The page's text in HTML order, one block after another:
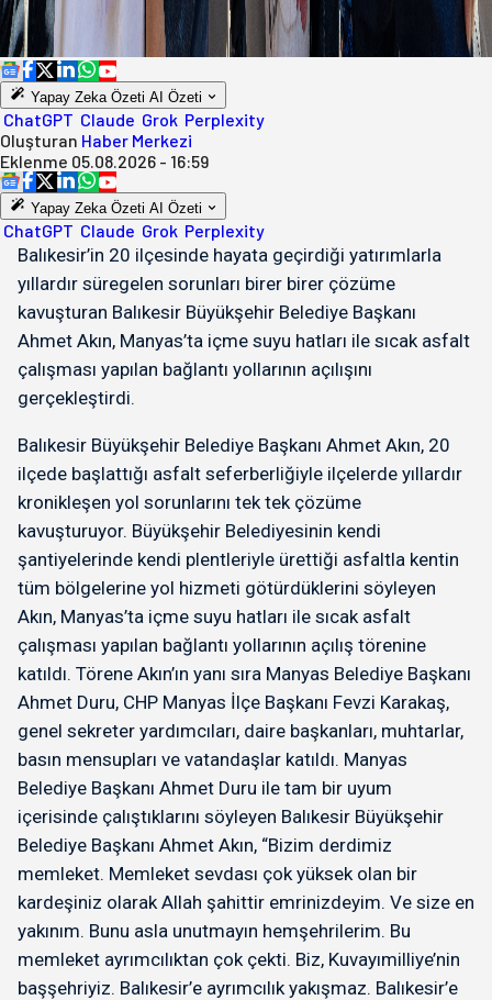
Yapay Zeka Özeti AI Özeti
ChatGPT Claude Grok Perplexity
Oluşturan Haber Merkezi
Eklenme 05.08.2026 - 16:59
Yapay Zeka Özeti AI Özeti
ChatGPT Claude Grok Perplexity
Balıkesir’in 20 ilçesinde hayata geçirdiği yatırımlarla
yıllardır süregelen sorunları birer birer çözüme
kavuşturan Balıkesir Büyükşehir Belediye Başkanı
Ahmet Akın, Manyas’ta içme suyu hatları ile sıcak asfalt
çalışması yapılan bağlantı yollarının açılışını
gerçekleştirdi.
Balıkesir Büyükşehir Belediye Başkanı Ahmet Akın, 20
ilçede başlattığı asfalt seferberliğiyle ilçelerde yıllardır
kronikleşen yol sorunlarını tek tek çözüme
kavuşturuyor. Büyükşehir Belediyesinin kendi
şantiyelerinde kendi plentleriyle ürettiği asfaltla kentin
tüm bölgelerine yol hizmeti götürdüklerini söyleyen
Akın, Manyas’ta içme suyu hatları ile sıcak asfalt
çalışması yapılan bağlantı yollarının açılış törenine
katıldı. Törene Akın’ın yanı sıra Manyas Belediye Başkanı
Ahmet Duru, CHP Manyas İlçe Başkanı Fevzi Karakaş,
genel sekreter yardımcıları, daire başkanları, muhtarlar,
basın mensupları ve vatandaşlar katıldı. Manyas
Belediye Başkanı Ahmet Duru ile tam bir uyum
içerisinde çalıştıklarını söyleyen Balıkesir Büyükşehir
Belediye Başkanı Ahmet Akın, “Bizim derdimiz
memleket. Memleket sevdası çok yüksek olan bir
kardeşiniz olarak Allah şahittir emrinizdeyim. Ve size en
yakınım. Bunu asla unutmayın hemşehrilerim. Bu
memleket ayrımcılıktan çok çekti. Biz, Kuvayımilliye’nin
başşehriyiz. Balıkesir’e ayrımcılık yakışmaz. Balıkesir’e